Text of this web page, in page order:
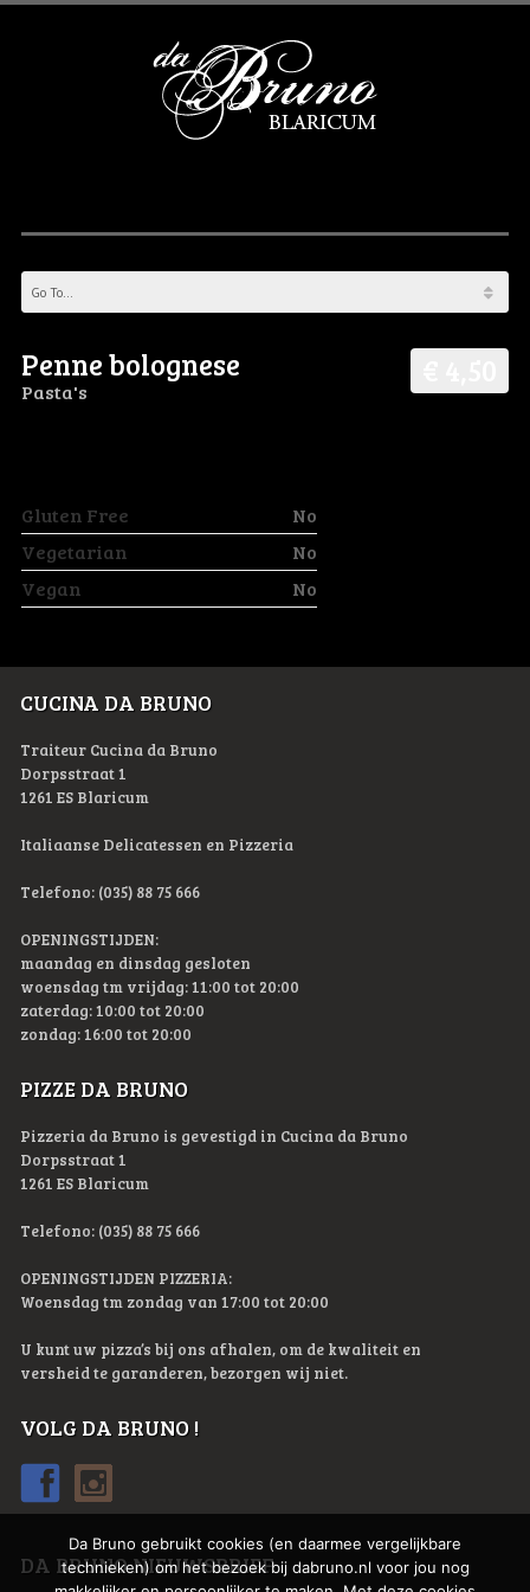
Penne bolognese
Pasta's
Gluten Free
No
Vegetarian
No
Vegan
No
CUCINA DA BRUNO
Traiteur Cucina da Bruno
Dorpsstraat 1
1261 ES Blaricum
Italiaanse Delicatessen en Pizzeria
Telefono: (035) 88 75 666
OPENINGSTIJDEN:
maandag en dinsdag gesloten
woensdag tm vrijdag: 11:00 tot 20:00
zaterdag: 10:00 tot 20:00
zondag: 16:00 tot 20:00
PIZZE DA BRUNO
Pizzeria da Bruno is gevestigd in Cucina da Bruno
Dorpsstraat 1
1261 ES Blaricum
Telefono: (035) 88 75 666
OPENINGSTIJDEN PIZZERIA:
Woensdag tm zondag van 17:00 tot 20:00
U kunt uw pizza’s bij ons afhalen, om de kwaliteit en
versheid te garanderen, bezorgen wij niet.
VOLG DA BRUNO !
DA BRUNO NIEUWSBRIEF
Da Bruno gebruikt cookies (en daarmee vergelijkbare
technieken) om het bezoek bij dabruno.nl voor jou nog